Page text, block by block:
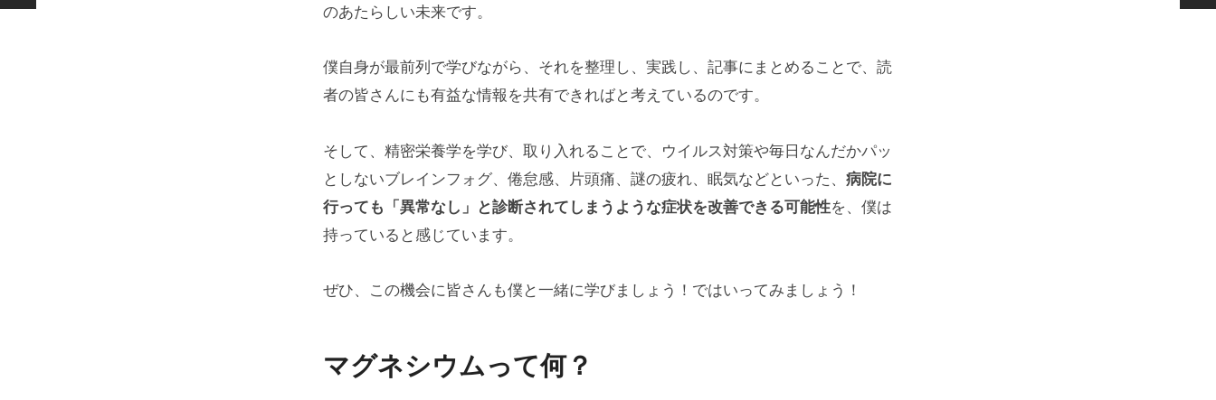
のあたらしい未来です。
僕自身が最前列で学びながら、それを整理し、実践し、記事にまとめることで、読
者の皆さんにも有益な情報を共有できればと考えているのです。
そして、精密栄養学を学び、取り入れることで、ウイルス対策や毎日なんだかパッ
としないブレインフォグ、倦怠感、片頭痛、謎の疲れ、眠気などといった、 病院に
行っても「異常なし」と診断されてしまうような症状を改善できる可能性を、僕は
持っていると感じています。
ぜひ、この機会に皆さんも僕と一緒に学びましょう！ではいってみましょう！
マグネシウムって何？